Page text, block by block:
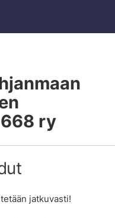
ry
jatkuvasti!